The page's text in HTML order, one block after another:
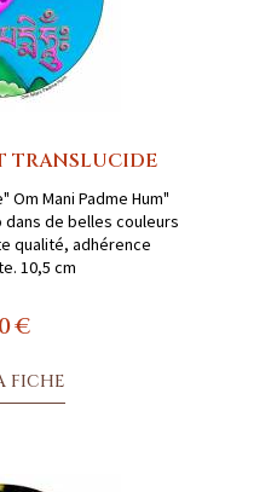
TRANSLUCIDE
Om Mani Padme Hum"
de belles couleurs
qualité, adhérence
10,5 cm
€
FICHE